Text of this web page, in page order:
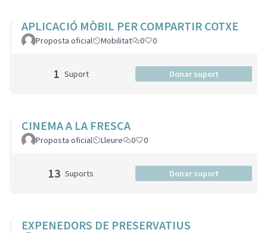
APLICACIÓ MÒBIL PER COMPARTIR COTXE
Proposta oficial Mobilitat 0 0
1 Suport Donar suport
CINEMA A LA FRESCA
Proposta oficial Lleure 0 0
13 Suports Donar suport
EXPENEDORS DE PRESERVATIUS